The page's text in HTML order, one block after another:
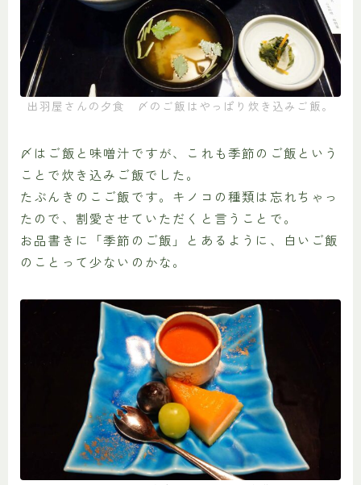
出羽屋さんの夕食 〆のご飯はやっぱり炊き込みご飯。
〆はご飯と味噌汁ですが、これも季節のご飯という
ことで炊き込みご飯でした。
たぶんきのこご飯です。キノコの種類は忘れちゃっ
たので、割愛させていただくと言うことで。
お品書きに「季節のご飯」とあるように、白いご飯
のことって少ないのかな。